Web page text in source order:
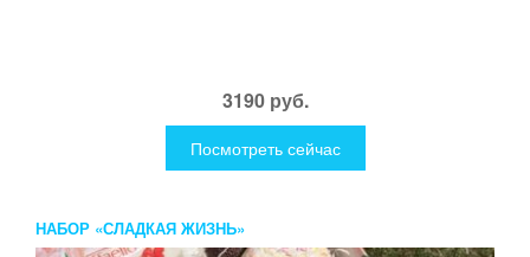
3190 руб.
Посмотреть сейчас
НАБОР «СЛАДКАЯ ЖИЗНЬ»